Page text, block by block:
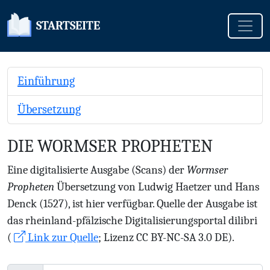
STARTSEITE
Einführung
Übersetzung
DIE WORMSER PROPHETEN
Eine digitalisierte Ausgabe (Scans) der Wormser
ProphetenÜbersetzung von Ludwig Haetzer und Hans
Denck (1527), ist hier verfügbar. Quelle der Ausgabe ist
das rheinland-pfälzische Digitalisierungsportal dilibri
(
Link zur Quelle; Lizenz CC BY-NC-SA 3.0 DE).